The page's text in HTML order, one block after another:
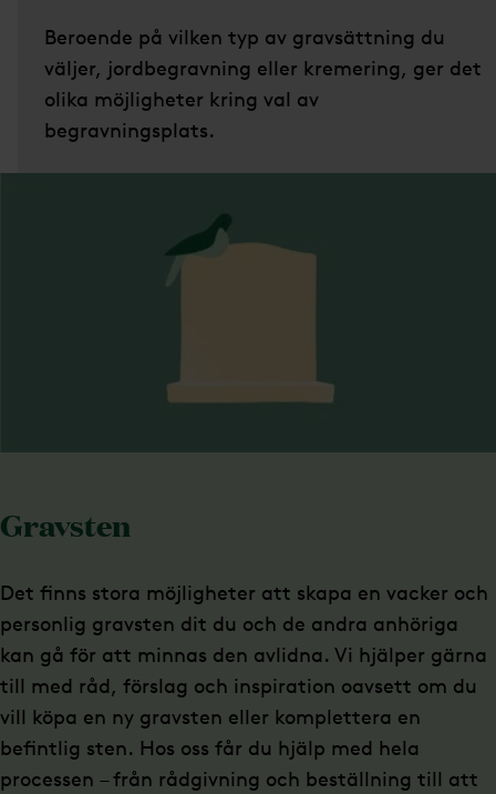
Beroende på vilken typ av gravsättning du
väljer, jordbegravning eller kremering, ger det
olika möjligheter kring val av
begravningsplats.
Gravsten
Det finns stora möjligheter att skapa en vacker och
personlig gravsten dit du och de andra anhöriga
kan gå för att minnas den avlidna. Vi hjälper gärna
till med råd, förslag och inspiration oavsett om du
vill köpa en ny gravsten eller komplettera en
befintlig sten. Hos oss får du hjälp med hela
processen – från rådgivning och beställning till att